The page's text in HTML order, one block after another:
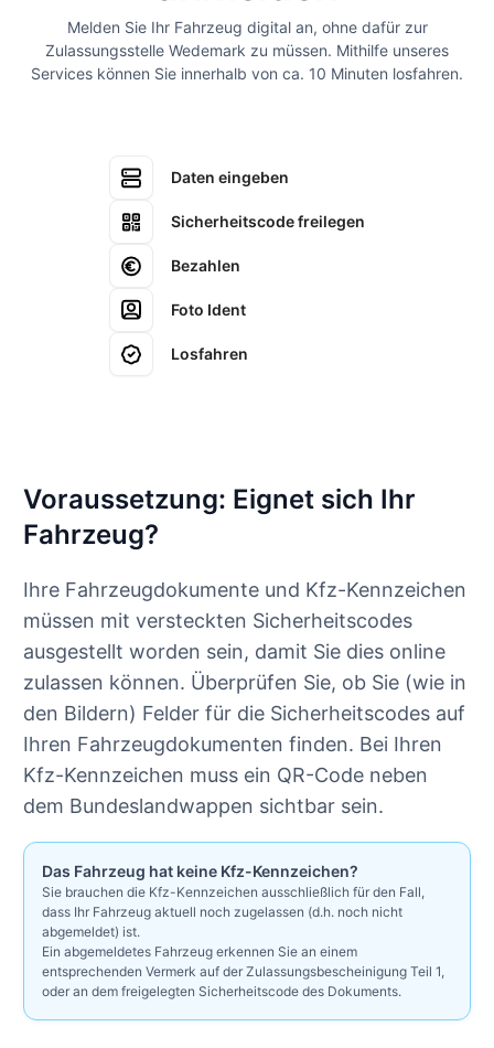
Melden Sie Ihr Fahrzeug digital an, ohne dafür zur
Zulassungsstelle Wedemark zu müssen. Mithilfe unseres
Services können Sie innerhalb von ca. 10 Minuten losfahren.
Daten eingeben
Sicherheitscode freilegen
Bezahlen
Foto Ident
Losfahren
Voraussetzung: Eignet sich Ihr
Fahrzeug?
Ihre Fahrzeugdokumente und Kfz-Kennzeichen
müssen mit versteckten Sicherheitscodes
ausgestellt worden sein, damit Sie dies online
zulassen können. Überprüfen Sie, ob Sie (wie in
den Bildern) Felder für die Sicherheitscodes auf
Ihren Fahrzeugdokumenten finden. Bei Ihren
Kfz-Kennzeichen muss ein QR-Code neben
dem Bundeslandwappen sichtbar sein.
Das Fahrzeug hat keine Kfz-Kennzeichen?
Sie brauchen die Kfz-Kennzeichen ausschließlich für den Fall,
dass Ihr Fahrzeug aktuell noch zugelassen (d.h. noch nicht
abgemeldet) ist.
Ein abgemeldetes Fahrzeug erkennen Sie an einem
entsprechenden Vermerk auf der Zulassungsbescheinigung Teil 1,
oder an dem freigelegten Sicherheitscode des Dokuments.